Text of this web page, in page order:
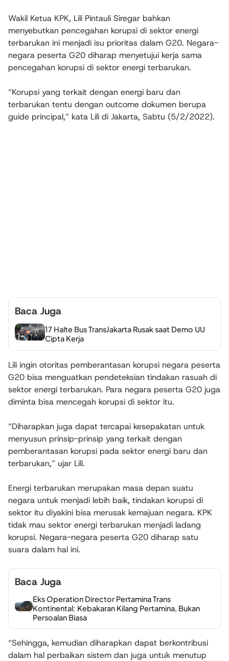
Wakil Ketua KPK, Lili Pintauli Siregar bahkan
menyebutkan pencegahan korupsi di sektor energi
terbarukan ini menjadi isu prioritas dalam G20. Negara-
negara peserta G20 diharap menyetujui kerja sama
pencegahan korupsi di sektor energi terbarukan.
“Korupsi yang terkait dengan energi baru dan
terbarukan tentu dengan outcome dokumen berupa
guide principal,” kata Lili di Jakarta, Sabtu (5/2/2022).
Baca Juga
17 Halte Bus TransJakarta Rusak saat Demo UU
Cipta Kerja
Lili ingin otoritas pemberantasan korupsi negara peserta
G20 bisa menguatkan pendeteksian tindakan rasuah di
sektor energi terbarukan. Para negara peserta G20 juga
diminta bisa mencegah korupsi di sektor itu.
“Diharapkan juga dapat tercapai kesepakatan untuk
menyusun prinsip-prinsip yang terkait dengan
pemberantasan korupsi pada sektor energi baru dan
terbarukan,” ujar Lili.
Energi terbarukan merupakan masa depan suatu
negara untuk menjadi lebih baik, tindakan korupsi di
sektor itu diyakini bisa merusak kemajuan negara. KPK
tidak mau sektor energi terbarukan menjadi ladang
korupsi. Negara-negara peserta G20 diharap satu
suara dalam hal ini.
Baca Juga
Eks Operation Director Pertamina Trans
Kontinental: Kebakaran Kilang Pertamina, Bukan
Persoalan Biasa
“Sehingga, kemudian diharapkan dapat berkontribusi
dalam hal perbaikan sistem dan juga untuk menutup